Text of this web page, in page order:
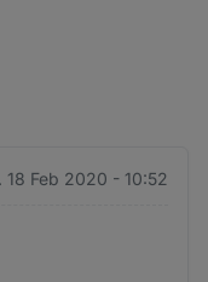
18 Feb 2020 - 10:52